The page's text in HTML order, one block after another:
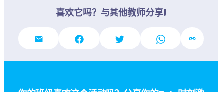
喜欢它吗？与其他教师分享!